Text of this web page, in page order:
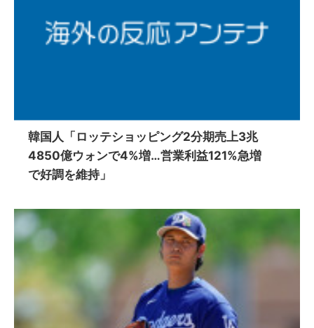
韓国人「ロッテショッピング2分期売上3兆
4850億ウォンで4%増…営業利益121%急増
で好調を維持」